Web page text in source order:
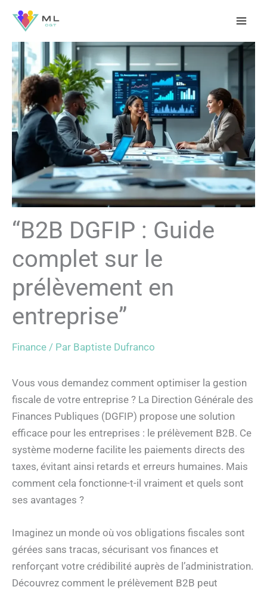
Aller
contenu
“B2B DGFIP : Guide
complet sur le
prélèvement en
entreprise”
Finance / Par Baptiste Dufranco
Vous vous demandez comment optimiser la gestion
fiscale de votre entreprise ? La Direction Générale des
Finances Publiques (DGFIP) propose une solution
efficace pour les entreprises : le prélèvement B2B. Ce
système moderne facilite les paiements directs des
taxes, évitant ainsi retards et erreurs humaines. Mais
comment cela fonctionne-t-il vraiment et quels sont
ses avantages ?
Imaginez un monde où vos obligations fiscales sont
gérées sans tracas, sécurisant vos finances et
renforçant votre crédibilité auprès de l’administration.
Découvrez comment le prélèvement B2B peut